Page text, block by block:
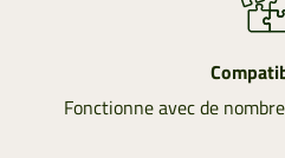
Fonctionne avec de